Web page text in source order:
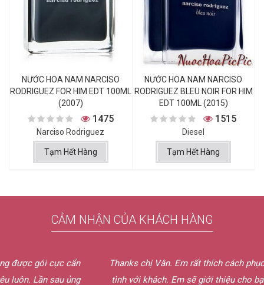
NƯỚC HOA NAM NARCISO
RODRIGUEZ FOR HIM EDT 100ML
(2007)
1475
Narciso Rodriguez
Tạm Hết Hàng
NƯỚC HOA NAM NARCISO
RODRIGUEZ BLEU NOIR FOR HIM
EDT 100ML (2015)
1515
Diesel
Tạm Hết Hàng
CẢM NHẬN CỦA KHÁCH HÀNG
Thanks chị Vân. Em rất thích cách phục vụ bên chị, rất
tình với khách. Em sẽ giới thiệu cho bạn bè của em ủng